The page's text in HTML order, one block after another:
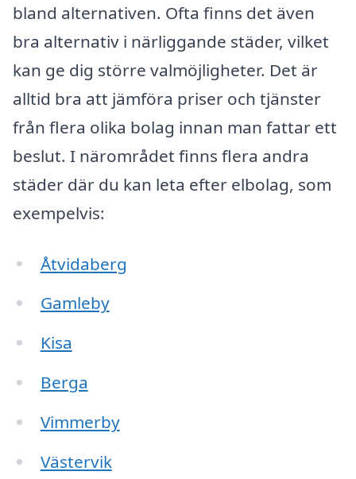
bland alternativen. Ofta finns det även
bra alternativ i närliggande städer, vilket
kan ge dig större valmöjligheter. Det är
alltid bra att jämföra priser och tjänster
från flera olika bolag innan man fattar ett
beslut. I närområdet finns flera andra
städer där du kan leta efter elbolag, som
exempelvis:
Åtvidaberg
Gamleby
Kisa
Berga
Vimmerby
Västervik